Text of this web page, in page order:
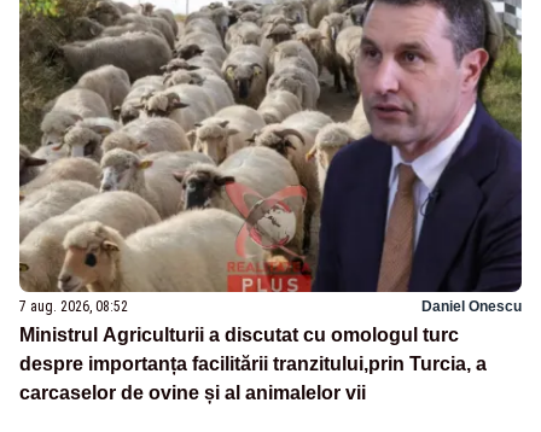
7 aug. 2026, 08:52 Daniel Onescu
Ministrul Agriculturii a discutat cu omologul turc
despre importanța facilitării tranzitului,prin Turcia, a
carcaselor de ovine și al animalelor vii